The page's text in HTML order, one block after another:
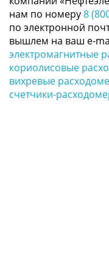
нам по номеру8
по электронной
вышлем на ваш e-
электромагнитные
кориолисовые
вихревые
счетчики-